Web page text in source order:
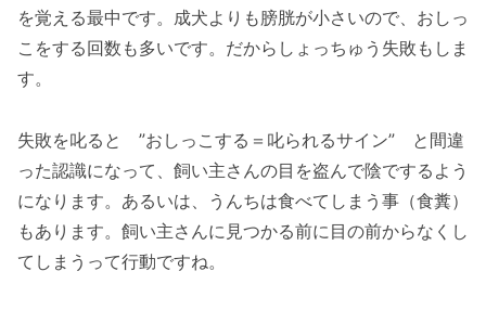
を覚える最中です。成犬よりも膀胱が小さいので、おしっ
こをする回数も多いです。だからしょっちゅう失敗もしま
す。
失敗を叱ると ”おしっこする＝叱られるサイン” と間違
った認識になって、飼い主さんの目を盗んで陰でするよう
になります。あるいは、うんちは食べてしまう事（食糞）
もあります。飼い主さんに見つかる前に目の前からなくし
てしまうって行動ですね。